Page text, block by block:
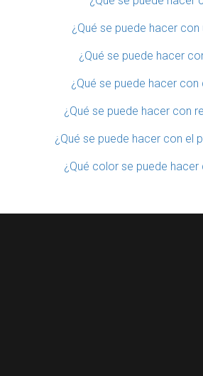
¿Qué se puede hacer
¿Qué se puede hacer
¿Qué se puede hacer
¿Qué se puede hacer con
¿Qué se puede hacer con el
¿Qué color se puede hacer